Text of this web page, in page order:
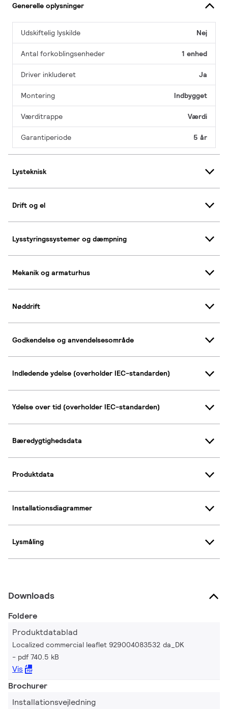
Generelle oplysninger
Udskiftelig lyskilde Nej
Antal forkoblingsenheder 1 enhed
Driver inkluderet Ja
Montering Indbygget
Værditrappe Værdi
Garantiperiode 5 år
Lysteknisk
Drift og el
Lysstyringssystemer og dæmpning
Mekanik og armaturhus
Nøddrift
Godkendelse og anvendelsesområde
Indledende ydelse (overholder IEC-standarden)
Ydelse over tid (overholder IEC-standarden)
Bæredygtighedsdata
Produktdata
Installationsdiagrammer
Lysmåling
Downloads
Foldere
Produktdatablad
Localized commercial leaflet 929004083532 da_DK
pdf 740.5 kB
Vis
Brochurer
Installationsvejledning